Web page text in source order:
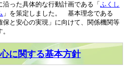
沿った具体的な行動計画である「 ふくし
」を策定しました。 基本理念である
保と安心の実現」に向けて、関係機関等
に関する基本方針